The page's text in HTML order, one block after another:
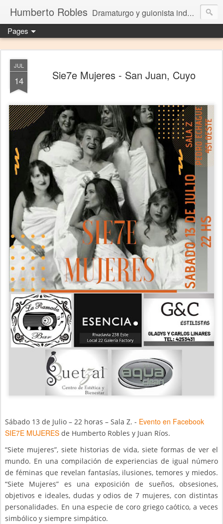
Humberto Robles Dramaturgo y guionista independiente
Pages
JUL
14 Sie7e Mujeres - San Juan, Cuyo
Sábado 13 de Julio – 22 horas – Sala Z. - Evento en Facebook
SIE7E MUJERES de Humberto Robles y Juan Ríos.
“Siete mujeres”, siete historias de vida, siete formas de ver el
mundo. En una compilación de experiencias de igual número
de féminas que revelan fantasías, ilusiones, temores y miedos.
“Siete Mujeres” es una exposición de sueños, obsesiones,
objetivos e ideales, dudas y odios de 7 mujeres, con distintas
personalidades. En una especie de coro griego caótico, a veces
simbólico y siempre simpático.